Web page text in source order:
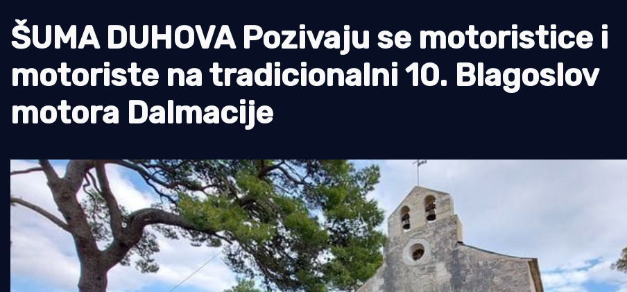
Ekologija
Tradicija i kultura
ŠUMA DUHOVA Pozivaju se motoristice i
motoriste na tradicionalni 10. Blagoslov
motora Dalmacije